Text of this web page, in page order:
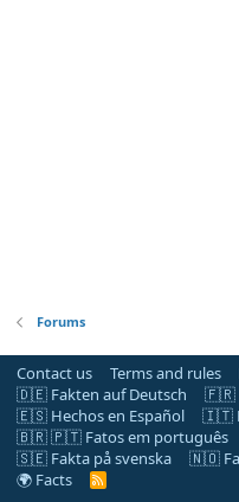
Forums
Contact us Terms and rules
🇩🇪 Fakten auf Deutsch
🇫🇷
🇪🇸 Hechos en Español
🇮🇹
🇧🇷 🇵🇹 Fatos em português
🇸🇪 Fakta på svenska
🇳🇴
🌍 Facts
R